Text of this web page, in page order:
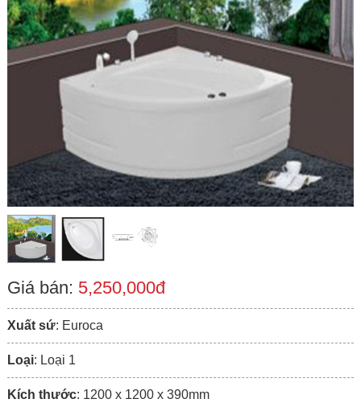
Giá bán: 5,250,000đ
Xuất sứ: Euroca
Loại: Loại 1
Kích thước: 1200 x 1200 x 390mm